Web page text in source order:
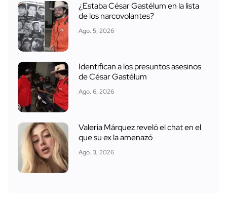
¿Estaba César Gastélum en la lista
de los narcovolantes?
Ago. 5, 2026
Identifican a los presuntos asesinos
de César Gastélum
Ago. 6, 2026
Valeria Márquez reveló el chat en el
que su ex la amenazó
Ago. 3, 2026